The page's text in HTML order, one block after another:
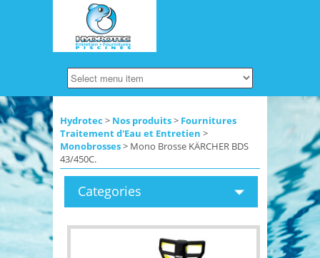
Hydrotec > Nos produits> Fournitures
Traitement d'Eau et Entretien >
Monobrosses> Mono Brosse KÄRCHER BDS
43/450C.
Categories